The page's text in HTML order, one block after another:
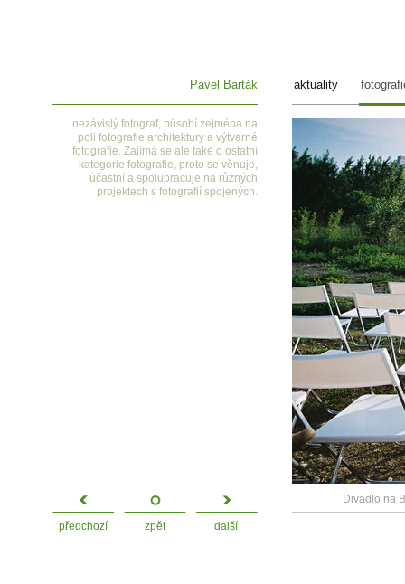
Pavel Barták
nezávislý fotograf, působí zejména na
poli fotografie architektury a výtvarné
fotografie. Zajímá se ale také o ostatní
kategorie fotografie, proto se věnuje,
účastní a spolupracuje na různých
projektech s fotografií spojených.
Divadlo na
předchozí zpět další
aktuality